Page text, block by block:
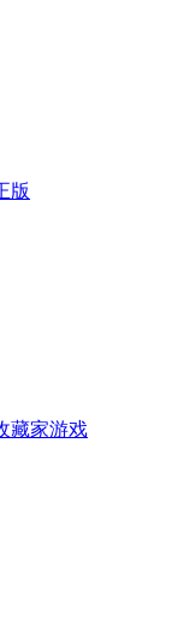
版
藏家游戏